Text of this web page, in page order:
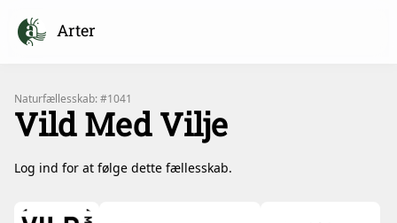
Arter
Naturfællesskab: #1041
Vild Med Vilje
Log ind for at følge dette fællesskab.